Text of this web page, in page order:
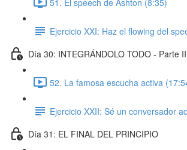
Ejercicio XXI: Haz el flowing del
Día 30: INTEGRÁNDOLO TODO - Parte
52. La famosa escucha activa
Ejercicio XXII: Sé un conversador
Día 31: EL FINAL DEL PRINCIPIO